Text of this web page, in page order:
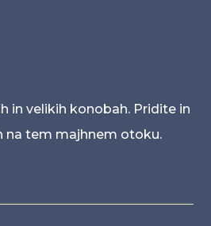
in velikih konobah. Pridite in
na tem majhnem otoku.